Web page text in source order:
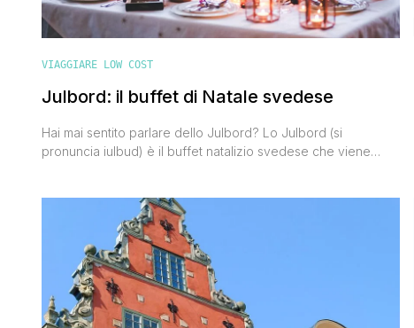
VIAGGIARE LOW COST
Julbord: il buffet di Natale svedese
Hai mai sentito parlare dello Julbord? Lo Julbord (si
pronuncia iulbud) è il buffet natalizio svedese che viene
durante la settimana. E' una tradizione molto sentita in Svezia
e nei giorni che precedono la [']